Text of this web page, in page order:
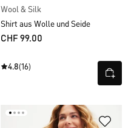
Wool & Silk
Shirt aus Wolle und Seide
CHF 99.00
4.8(16)